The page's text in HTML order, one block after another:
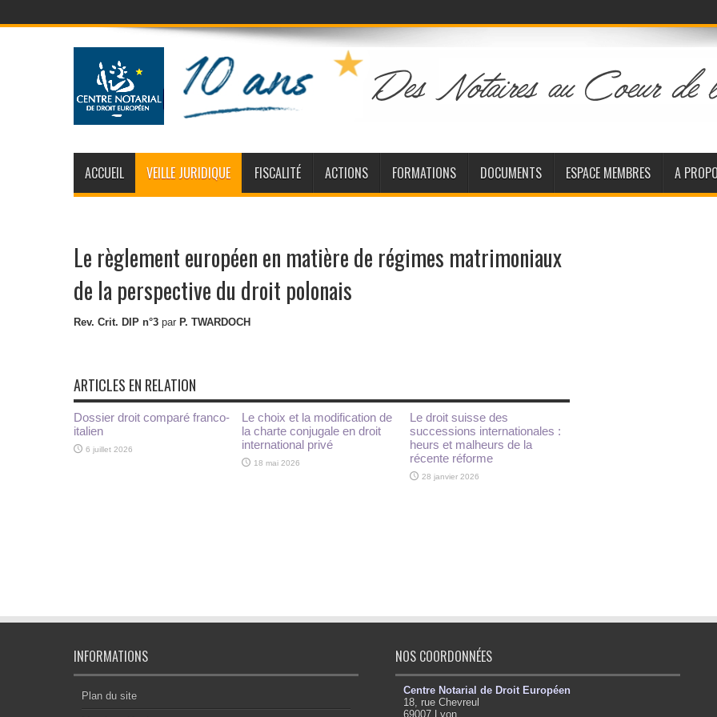
ACCUEIL VEILLE JURIDIQUE FISCALITÉ ACTIONS FORMATIONS DOCUMENTS ESPACE MEMBRES A
Le règlement européen en matière de régimes matrimoniaux
de la perspective du droit polonais
Rev. Crit. DIP n°3 par P. TWARDOCH
ARTICLES EN RELATION
Dossier droit comparé franco-
italien
6 juillet 2026
Le choix et la modification de
la charte conjugale en droit
international privé
18 mai 2026
Le droit suisse des
successions internationales :
heurs et malheurs de la
récente réforme
28 janvier 2026
INFORMATIONS
Plan du site
NOS COORDONNÉES
Centre Notarial de Droit Européen
18, rue Chevreul
69007 Lyon